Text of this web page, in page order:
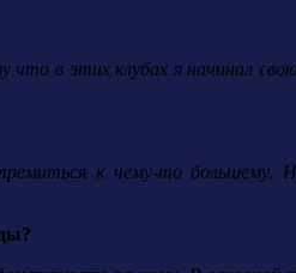
в этих клубах я начинал свою
к чему-то большему.